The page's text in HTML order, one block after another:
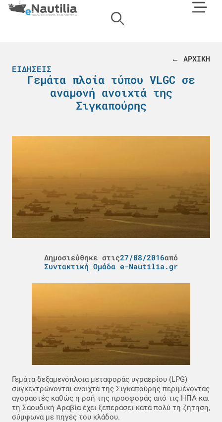
← ΑΡΧΙΚΗ
ΕΙΔΉΣΕΙΣ
Γεμάτα πλοία τύπου VLGC σε
αναμονή ανοιχτά της
Σιγκαπούρης
Δημοσιεύθηκε στις27/08/2016από
Συντακτική Ομάδα e-Nautilia.gr
Γεμάτα δεξαμενόπλοια μεταφοράς υγραερίου (LPG)
συγκεντρώνονται ανοιχτά της Σιγκαπούρης περιμένοντας
αγοραστές καθώς η ροή της προσφοράς από τις ΗΠΑ και
τη Σαουδική Αραβία έχει ξεπεράσει κατά πολύ τη ζήτηση,
σύμφωνα με πηγές του κλάδου.